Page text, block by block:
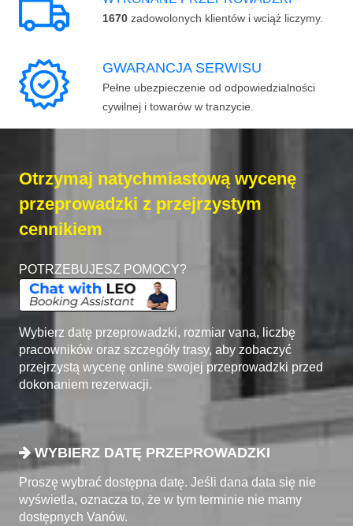
1670 zadowolonych klientów i wciąż liczymy.
GWARANCJA SERWISU
Pełne ubezpieczenie od odpowiedzialności
cywilnej i towarów w tranzycie.
Otrzymaj natychmiastową wycenę
przeprowadzki z przejrzystym
cennikiem
POTRZEBUJESZ POMOCY?
Wybierz datę przeprowadzki, rozmiar vana, liczbę
pracowników oraz szczegóły trasy, aby zobaczyć
przejrzystą wycenę online swojej przeprowadzki przed
dokonaniem rezerwacji.
WYBIERZ DATĘ PRZEPROWADZKI
Proszę wybrać dostępna datę. Jeśli dana data się nie
wyświetla, oznacza to, że w tym terminie nie mamy
dostępnych Vanów.